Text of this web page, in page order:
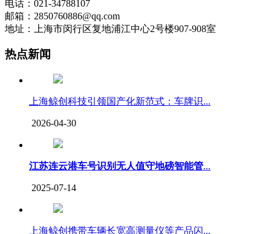
电话：021-34788107
邮箱：2850760886@qq.com
地址：上海市闵行区复地浦江中心2号楼907-908室
热点新闻
上海鲸创科技引领国产化新范式：车牌识...
2026-04-30
江苏连云港车号识别无人值守地磅智能管...
2025-07-14
上海鲸创携带车辆长宽高测量仪等产品闪...